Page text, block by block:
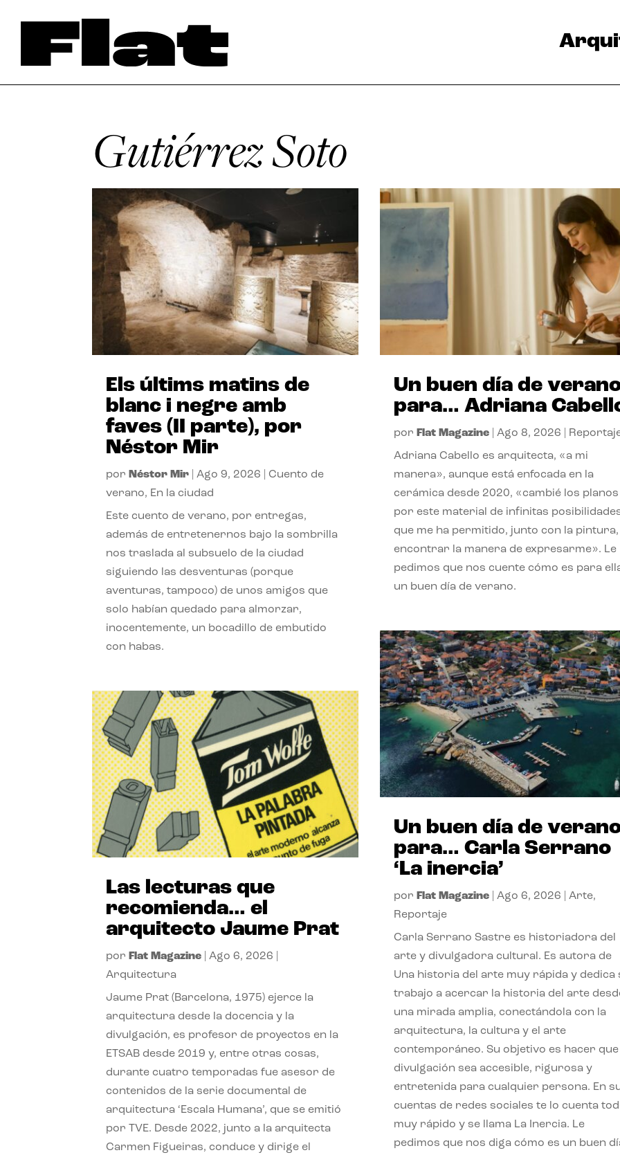
Gutiérrez Soto
Els últims matins de
blanc i negre amb
faves (II parte), por
Néstor Mir
por Néstor Mir |Ago 9, 2026 |Cuento de
verano, En la ciudad
Este cuento de verano, por entregas,
además de entretenernos bajo la sombrilla
nos traslada al subsuelo de la ciudad
siguiendo las desventuras (porque
aventuras, tampoco) de unos amigos que
solo habían quedado para almorzar,
inocentemente, un bocadillo de embutido
con habas.
Las lecturas que
recomienda… el
arquitecto Jaume Prat
por Flat Magazine |Ago 6, 2026
Arquitectura
Jaume Prat (Barcelona, 1975) ejerce la
arquitectura desde la docencia y la
divulgación, es profesor de proyectos en la
ETSAB desde 2019 y, entre otras cosas,
durante cuatro temporadas fue asesor de
contenidos de la serie documental de
arquitectura ‘Escala Humana’, que se emitió
por TVE. Desde 2022, junto a la arquitecta
Carmen Figueiras, conduce y dirige el
Un buen día de
para… Adriana
por Flat Magazine| Ago 8, 2026
Adriana Cabello es arquitecta, «a mi
manera», aunque está enfocada en la
cerámica desde 2020, «cambié los planos
por este material de infinitas
que me ha permitido, junto con la pintura,
encontrar la manera de expresarme». Le
pedimos que nos cuente cómo es para
un buen día de verano.
Un buen día de
para… Carla Serrano
‘La inercia’
por Flat Magazine| Ago 6, 2026 Arte,
Reportaje
Carla Serrano Sastre es historiadora del
arte y divulgadora cultural. Es autora de
Una historia del arte muy rápida y dedica
trabajo a acercar la historia del arte
una mirada amplia, conectándola con la
arquitectura, la cultura y el arte
contemporáneo. Su objetivo es hacer que
divulgación sea accesible, rigurosa y
entretenida para cualquier persona. En
cuentas de redes sociales te lo cuenta
muy rápido y se llama La Inercia. Le
pedimos que nos diga cómo es un buen